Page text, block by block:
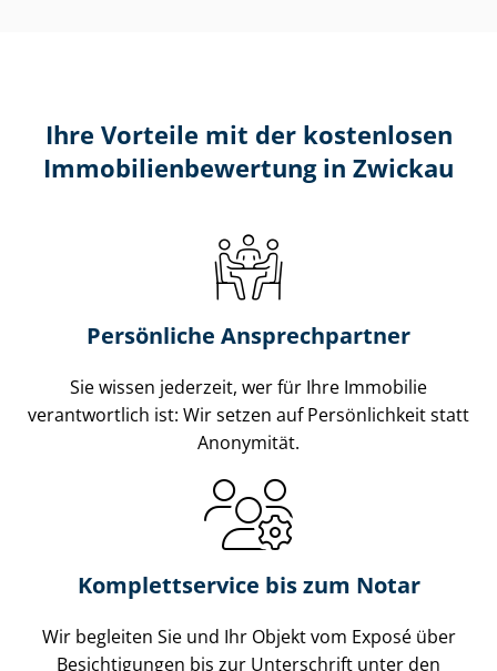
Ihre Vorteile mit der kostenlosen
Im­mo­bi­li­en­be­wer­tung in Zwickau
Persönliche Ansprechpartner
Sie wissen jederzeit, wer für Ihre Immobilie
verantwortlich ist: Wir setzen auf Persönlichkeit statt
Anonymität.
Komplettservice bis zum Notar
Wir begleiten Sie und Ihr Objekt vom Exposé über
Besichtigungen bis zur Unterschrift unter den